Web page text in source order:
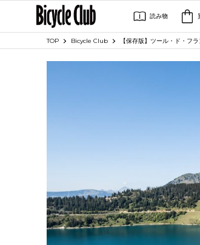
読み物
TOP Bicycle Club 【保存版】ツール・ド・フ